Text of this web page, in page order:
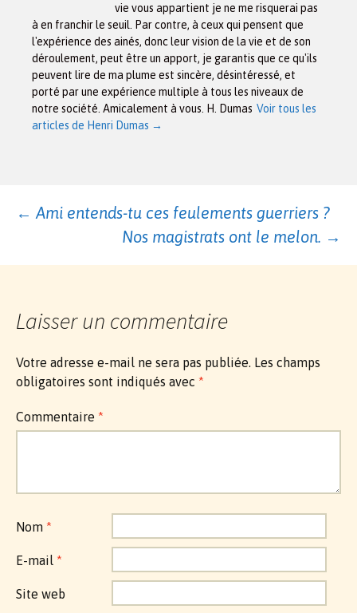
vie vous appartient je ne me risquerai pas
à en franchir le seuil. Par contre, à ceux qui pensent que
l'expérience des ainés, donc leur vision de la vie et de son
déroulement, peut être un apport, je garantis que ce qu'ils
peuvent lire de ma plume est sincère, désintéressé, et
porté par une expérience multiple à tous les niveaux de
notre société. Amicalement à vous. H. Dumas Voir tous les
articles de Henri Dumas →
Navigation
des
articles
← Ami entends-tu ces feulements guerriers ?
Nos magistrats ont le melon. →
Laisser un commentaire
Votre adresse e-mail ne sera pas publiée. Les champs
obligatoires sont indiqués avec *
Commentaire *
Nom *
E-mail *
Site web